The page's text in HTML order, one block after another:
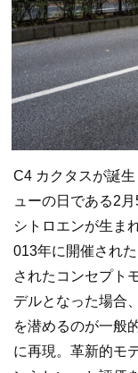
C4 カクタスが誕
ューの日である2
シトロエンが生ま
013年に開催され
されたコンセプト
デルとなった場合
を潜めるのが一般
に再現。革新的モ